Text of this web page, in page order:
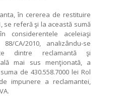
în cererea de restituire
se referă şi la această sumă
considerentele aceleiaşi
CA/2010, analizându-se
dintre reclamantă şi
mai sus menţionată, a
de 430.558.7000 lei Rol
impunere a reclamantei,